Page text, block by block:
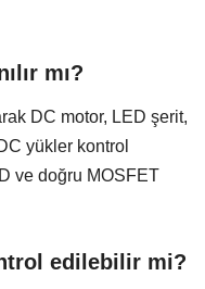
mı?
DC motor, LED şerit,
yükler kontrol
ve doğru MOSFET
edilebilir mi?